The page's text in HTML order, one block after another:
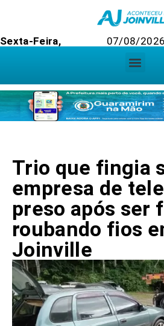
Sexta-Feira, 07/08/2026
Trio que fingia
empresa de
preso após ser
roubando fios
Joinville